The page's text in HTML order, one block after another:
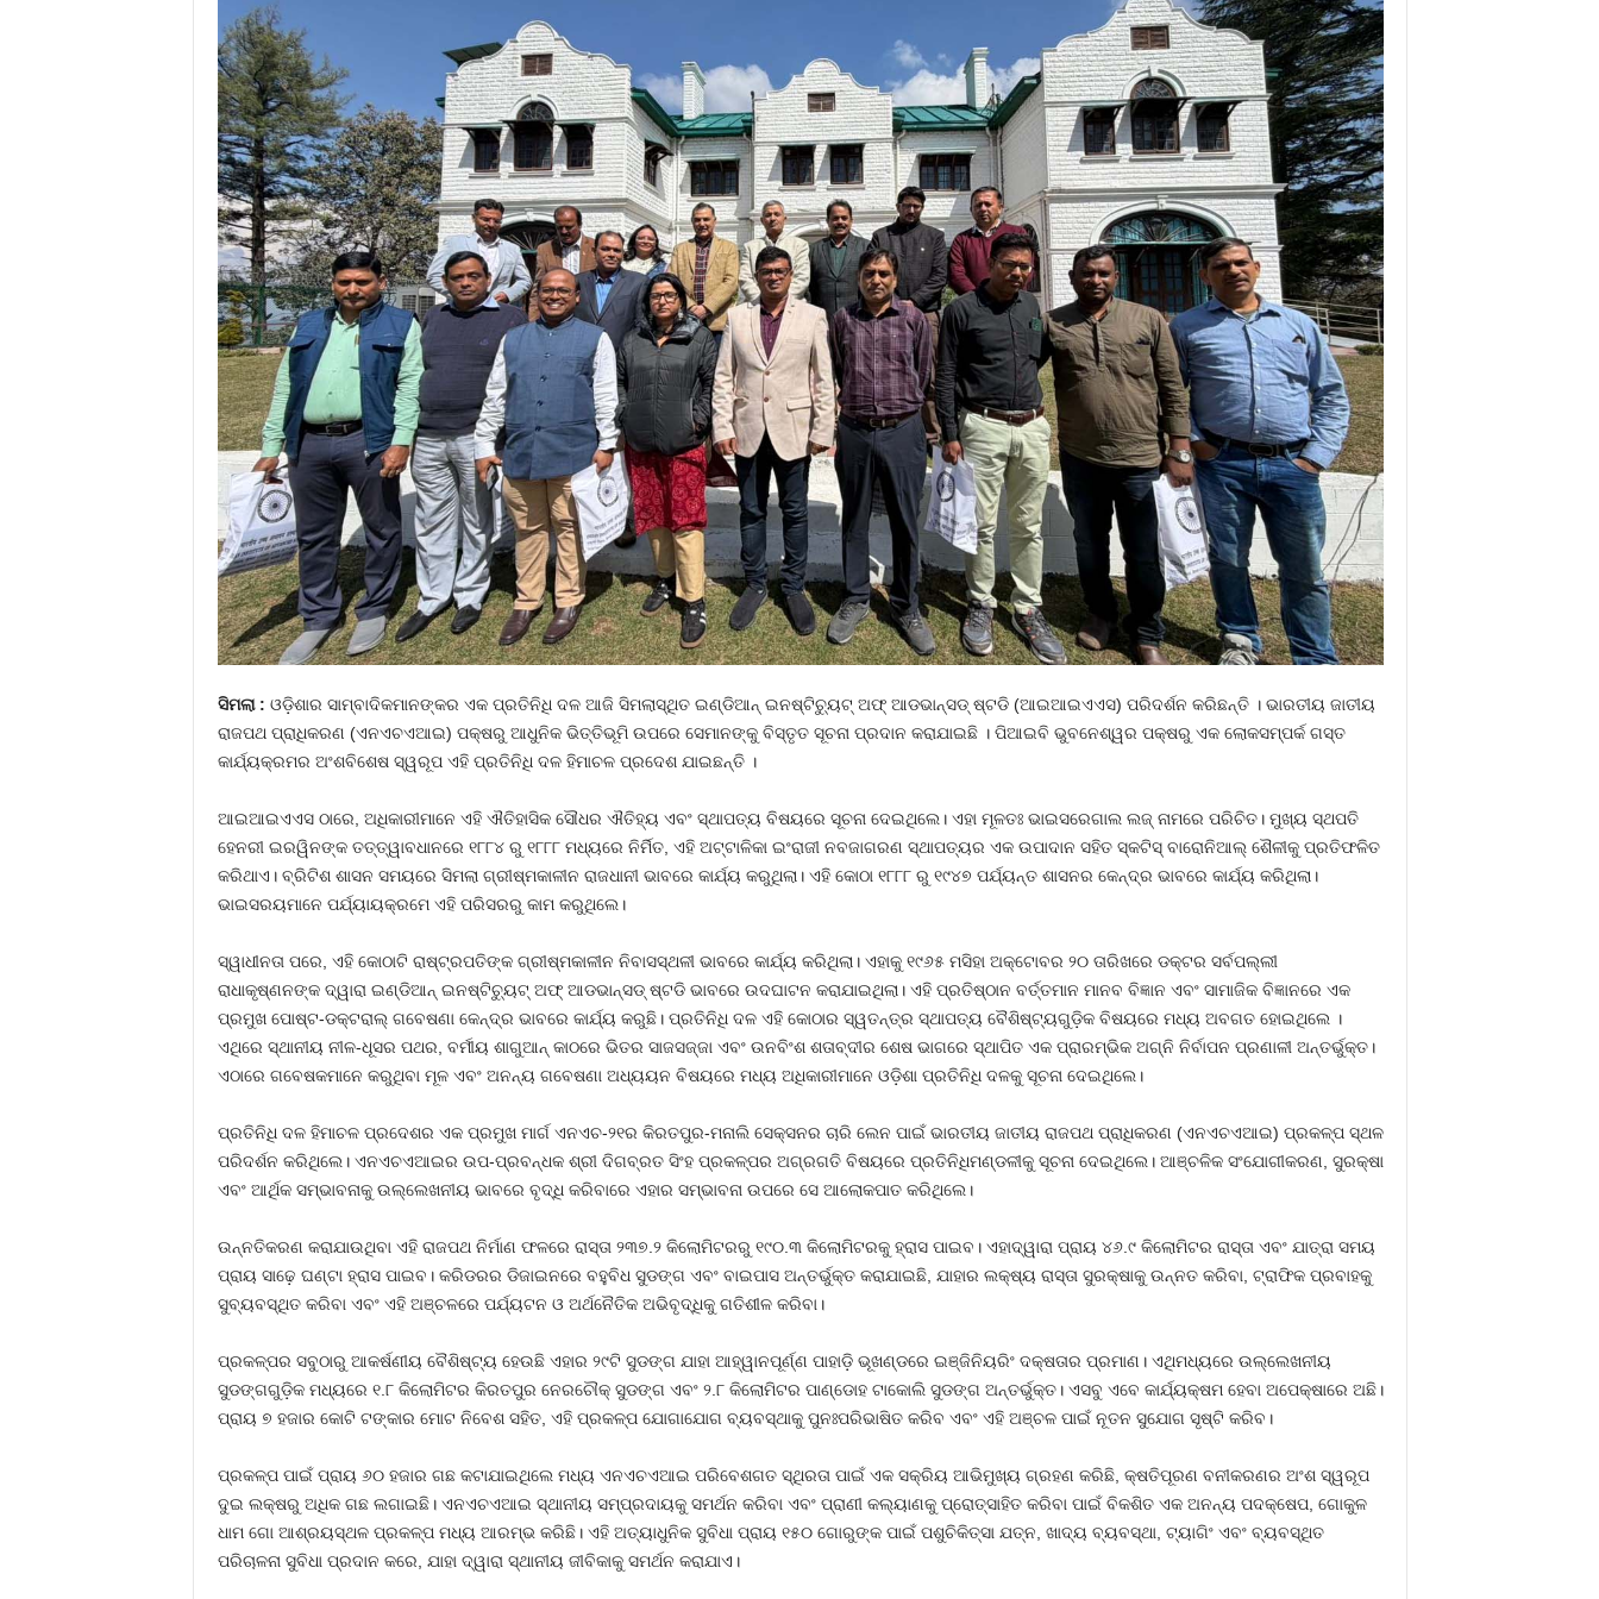
ସିମଲା : ଓଡ଼ିଶାର ସାମ୍ବାଦିକମାନଙ୍କର ଏକ ପ୍ରତିନିଧି ଦଳ ଆଜି ସିମଲାସ୍ଥିତ ଇଣ୍ଡିଆନ୍ ଇନଷ୍ଟିଚ୍ୟୁଟ୍ ଅଫ୍ ଆଡଭାନ୍ସଡ୍ ଷ୍ଟଡି (ଆଇଆଇଏଏସ) ପରିଦର୍ଶନ କରିଛନ୍ତି । ଭାରତୀୟ ଜାତୀୟ
ରାଜପଥ ପ୍ରାଧିକରଣ (ଏନଏଚଏଆଇ) ପକ୍ଷରୁ ଆଧୁନିକ ଭିତ୍ତିଭୂମି ଉପରେ ସେମାନଙ୍କୁ ବିସ୍ତୃତ ସୂଚନା ପ୍ରଦାନ କରାଯାଇଛି । ପିଆଇବି ଭୁବନେଶ୍ୱର ପକ୍ଷରୁ ଏକ ଲୋକସମ୍ପର୍କ ଗସ୍ତ
କାର୍ଯ୍ୟକ୍ରମର ଅଂଶବିଶେଷ ସ୍ୱରୂପ ଏହି ପ୍ରତିନିଧି ଦଳ ହିମାଚଳ ପ୍ରଦେଶ ଯାଇଛନ୍ତି ।
ଆଇଆଇଏଏସ ଠାରେ, ଅଧିକାରୀମାନେ ଏହି ଐତିହାସିକ ସୌଧର ଐତିହ୍ୟ ଏବଂ ସ୍ଥାପତ୍ୟ ବିଷୟରେ ସୂଚନା ଦେଇଥିଲେ। ଏହା ମୂଳତଃ ଭାଇସରେଗାଲ ଲଜ୍ ନାମରେ ପରିଚିତ। ମୁଖ୍ୟ ସ୍ଥପତି
ହେନରୀ ଇରୱିନଙ୍କ ତତ୍ତ୍ୱାବଧାନରେ ୧୮୮୪ ରୁ ୧୮୮୮ ମଧ୍ୟରେ ନିର୍ମିତ, ଏହି ଅଟ୍ଟାଳିକା ଇଂରାଜୀ ନବଜାଗରଣ ସ୍ଥାପତ୍ୟର ଏକ ଉପାଦାନ ସହିତ ସ୍କଟିସ୍ ବାରୋନିଆଲ୍ ଶୈଳୀକୁ ପ୍ରତିଫଳିତ
କରିଥାଏ। ବ୍ରିଟିଶ ଶାସନ ସମୟରେ ସିମଲା ଗ୍ରୀଷ୍ମକାଳୀନ ରାଜଧାନୀ ଭାବରେ କାର୍ଯ୍ୟ କରୁଥିଲା। ଏହି କୋଠା ୧୮୮୮ ରୁ ୧୯୪୭ ପର୍ଯ୍ୟନ୍ତ ଶାସନର କେନ୍ଦ୍ର ଭାବରେ କାର୍ଯ୍ୟ କରିଥିଲା।
ଭାଇସରୟମାନେ ପର୍ଯ୍ୟାୟକ୍ରମେ ଏହି ପରିସରରୁ କାମ କରୁଥିଲେ।
ସ୍ୱାଧୀନତା ପରେ, ଏହି କୋଠାଟି ରାଷ୍ଟ୍ରପତିଙ୍କ ଗ୍ରୀଷ୍ମକାଳୀନ ନିବାସସ୍ଥଳୀ ଭାବରେ କାର୍ଯ୍ୟ କରିଥିଲା। ଏହାକୁ ୧୯୬୫ ମସିହା ଅକ୍ଟୋବର ୨୦ ତାରିଖରେ ଡକ୍ଟର ସର୍ବପଲ୍ଲୀ
ରାଧାକୃଷ୍ଣନଙ୍କ ଦ୍ୱାରା ଇଣ୍ଡିଆନ୍ ଇନଷ୍ଟିଚ୍ୟୁଟ୍ ଅଫ୍ ଆଡଭାନ୍ସଡ୍ ଷ୍ଟଡି ଭାବରେ ଉଦଘାଟନ କରାଯାଇଥିଲା। ଏହି ପ୍ରତିଷ୍ଠାନ ବର୍ତ୍ତମାନ ମାନବ ବିଜ୍ଞାନ ଏବଂ ସାମାଜିକ ବିଜ୍ଞାନରେ ଏକ
ପ୍ରମୁଖ ପୋଷ୍ଟ-ଡକ୍ଟରାଲ୍ ଗବେଷଣା କେନ୍ଦ୍ର ଭାବରେ କାର୍ଯ୍ୟ କରୁଛି। ପ୍ରତିନିଧି ଦଳ ଏହି କୋଠାର ସ୍ୱତନ୍ତ୍ର ସ୍ଥାପତ୍ୟ ବୈଶିଷ୍ଟ୍ୟଗୁଡ଼ିକ ବିଷୟରେ ମଧ୍ୟ ଅବଗତ ହୋଇଥିଲେ ।
ଏଥିରେ ସ୍ଥାନୀୟ ନୀଳ-ଧୂସର ପଥର, ବର୍ମୀୟ ଶାଗୁଆନ୍ କାଠରେ ଭିତର ସାଜସଜ୍ଜା ଏବଂ ଉନବିଂଶ ଶତାବ୍ଦୀର ଶେଷ ଭାଗରେ ସ୍ଥାପିତ ଏକ ପ୍ରାରମ୍ଭିକ ଅଗ୍ନି ନିର୍ବାପନ ପ୍ରଣାଳୀ ଅନ୍ତର୍ଭୁକ୍ତ।
ଏଠାରେ ଗବେଷକମାନେ କରୁଥିବା ମୂଳ ଏବଂ ଅନନ୍ୟ ଗବେଷଣା ଅଧ୍ୟୟନ ବିଷୟରେ ମଧ୍ୟ ଅଧିକାରୀମାନେ ଓଡ଼ିଶା ପ୍ରତିନିଧି ଦଳକୁ ସୂଚନା ଦେଇଥିଲେ।
ପ୍ରତିନିଧି ଦଳ ହିମାଚଳ ପ୍ରଦେଶର ଏକ ପ୍ରମୁଖ ମାର୍ଗ ଏନଏଚ-୨୧ର କିରତପୁର-ମନାଲି ସେକ୍ସନର ଚାରି ଲେନ ପାଇଁ ଭାରତୀୟ ଜାତୀୟ ରାଜପଥ ପ୍ରାଧିକରଣ (ଏନଏଚଏଆଇ) ପ୍ରକଳ୍ପ ସ୍ଥଳ
ପରିଦର୍ଶନ କରିଥିଲେ। ଏନଏଚଏଆଇର ଉପ-ପ୍ରବନ୍ଧକ ଶ୍ରୀ ଦିଗବ୍ରତ ସିଂହ ପ୍ରକଳ୍ପର ଅଗ୍ରଗତି ବିଷୟରେ ପ୍ରତିନିଧିମଣ୍ଡଳୀକୁ ସୂଚନା ଦେଇଥିଲେ। ଆଞ୍ଚଳିକ ସଂଯୋଗୀକରଣ, ସୁରକ୍ଷା
ଏବଂ ଆର୍ଥିକ ସମ୍ଭାବନାକୁ ଉଲ୍ଲେଖନୀୟ ଭାବରେ ବୃଦ୍ଧି କରିବାରେ ଏହାର ସମ୍ଭାବନା ଉପରେ ସେ ଆଲୋକପାତ କରିଥିଲେ।
ଉନ୍ନତିକରଣ କରାଯାଉଥିବା ଏହି ରାଜପଥ ନିର୍ମାଣ ଫଳରେ ରାସ୍ତା ୨୩୭.୨ କିଲୋମିଟରରୁ ୧୯୦.୩ କିଲୋମିଟରକୁ ହ୍ରାସ ପାଇବ। ଏହାଦ୍ୱାରା ପ୍ରାୟ ୪୬.୯ କିଲୋମିଟର ରାସ୍ତା ଏବଂ ଯାତ୍ରା ସମୟ
ପ୍ରାୟ ସାଢ଼େ ଘଣ୍ଟା ହ୍ରାସ ପାଇବ। କରିଡରର ଡିଜାଇନରେ ବହୁବିଧ ସୁଡଙ୍ଗ ଏବଂ ବାଇପାସ ଅନ୍ତର୍ଭୁକ୍ତ କରାଯାଇଛି, ଯାହାର ଲକ୍ଷ୍ୟ ରାସ୍ତା ସୁରକ୍ଷାକୁ ଉନ୍ନତ କରିବା, ଟ୍ରାଫିକ ପ୍ରବାହକୁ
ସୁବ୍ୟବସ୍ଥିତ କରିବା ଏବଂ ଏହି ଅଞ୍ଚଳରେ ପର୍ଯ୍ୟଟନ ଓ ଅର୍ଥନୈତିକ ଅଭିବୃଦ୍ଧିକୁ ଗତିଶୀଳ କରିବା।
ପ୍ରକଳ୍ପର ସବୁଠାରୁ ଆକର୍ଷଣୀୟ ବୈଶିଷ୍ଟ୍ୟ ହେଉଛି ଏହାର ୨୯ଟି ସୁଡଙ୍ଗ ଯାହା ଆହ୍ୱାନପୂର୍ଣ୍ଣ ପାହାଡ଼ି ଭୂଖଣ୍ଡରେ ଇଞ୍ଜିନିୟରିଂ ଦକ୍ଷତାର ପ୍ରମାଣ। ଏଥିମଧ୍ୟରେ ଉଲ୍ଲେଖନୀୟ
ସୁଡଙ୍ଗଗୁଡ଼ିକ ମଧ୍ୟରେ ୧.୮ କିଲୋମିଟର କିରତପୁର ନେରଚୌକ୍ ସୁଡଙ୍ଗ ଏବଂ ୨.୮ କିଲୋମିଟର ପାଣ୍ଡୋହ ଟାକୋଲି ସୁଡଙ୍ଗ ଅନ୍ତର୍ଭୁକ୍ତ। ଏସବୁ ଏବେ କାର୍ଯ୍ୟକ୍ଷମ ହେବା ଅପେକ୍ଷାରେ ଅଛି।
ପ୍ରାୟ ୭ ହଜାର କୋଟି ଟଙ୍କାର ମୋଟ ନିବେଶ ସହିତ, ଏହି ପ୍ରକଳ୍ପ ଯୋଗାଯୋଗ ବ୍ୟବସ୍ଥାକୁ ପୁନଃପରିଭାଷିତ କରିବ ଏବଂ ଏହି ଅଞ୍ଚଳ ପାଇଁ ନୂତନ ସୁଯୋଗ ସୃଷ୍ଟି କରିବ।
ପ୍ରକଳ୍ପ ପାଇଁ ପ୍ରାୟ ୬୦ ହଜାର ଗଛ କଟାଯାଇଥିଲେ ମଧ୍ୟ ଏନଏଚଏଆଇ ପରିବେଶଗତ ସ୍ଥିରତା ପାଇଁ ଏକ ସକ୍ରିୟ ଆଭିମୁଖ୍ୟ ଗ୍ରହଣ କରିଛି, କ୍ଷତିପୂରଣ ବନୀକରଣର ଅଂଶ ସ୍ୱରୂପ
ଦୁଇ ଲକ୍ଷରୁ ଅଧିକ ଗଛ ଲଗାଇଛି। ଏନଏଚଏଆଇ ସ୍ଥାନୀୟ ସମ୍ପ୍ରଦାୟକୁ ସମର୍ଥନ କରିବା ଏବଂ ପ୍ରାଣୀ କଲ୍ୟାଣକୁ ପ୍ରୋତ୍ସାହିତ କରିବା ପାଇଁ ବିକଶିତ ଏକ ଅନନ୍ୟ ପଦକ୍ଷେପ, ଗୋକୁଳ
ଧାମ ଗୋ ଆଶ୍ରୟସ୍ଥଳ ପ୍ରକଳ୍ପ ମଧ୍ୟ ଆରମ୍ଭ କରିଛି। ଏହି ଅତ୍ୟାଧୁନିକ ସୁବିଧା ପ୍ରାୟ ୧୫୦ ଗୋରୁଙ୍କ ପାଇଁ ପଶୁଚିକିତ୍ସା ଯତ୍ନ, ଖାଦ୍ୟ ବ୍ୟବସ୍ଥା, ଟ୍ୟାଗିଂ ଏବଂ ବ୍ୟବସ୍ଥିତ
ପରିଚାଳନା ସୁବିଧା ପ୍ରଦାନ କରେ, ଯାହା ଦ୍ୱାରା ସ୍ଥାନୀୟ ଜୀବିକାକୁ ସମର୍ଥନ କରାଯାଏ।